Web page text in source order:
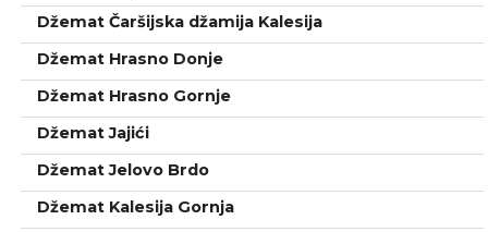
Džemat Čaršijska džamija Kalesija
Džemat Hrasno Donje
Džemat Hrasno Gornje
Džemat Jajići
Džemat Jelovo Brdo
Džemat Kalesija Gornja